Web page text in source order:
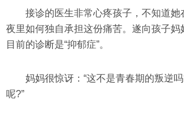
接诊的医生非常心疼孩子，不知道她
夜里如何独自承担这份痛苦。遂向孩子妈
目前的诊断是“抑郁症”。
妈妈很惊讶：“这不是青春期的叛逆吗
呢?”